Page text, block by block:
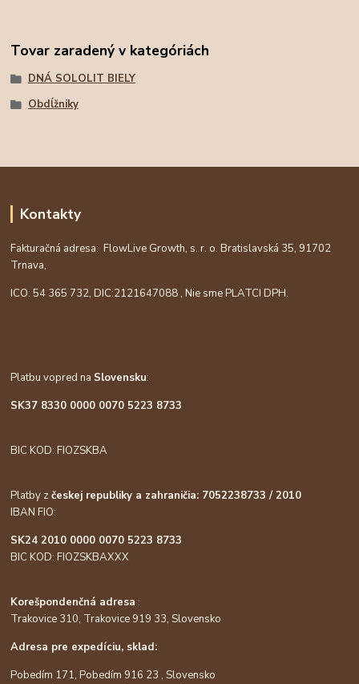
Tovar zaradený v kategóriách
DNÁ SOLOLIT BIELY
Obdĺžniky
Kontakty
Fakturačná adresa: FlowLive Growth, s. r. o. Bratislavská 35, 91702
Trnava,
ICO: 54 365 732, DIC:2121647088 , Nie sme PLATCI DPH.
Platbu vopred na Slovensku:
SK37 8330 0000 0070 5223 8733
BIC KOD: FIOZSKBA
Platby zčeskej republiky a zahraničia: 7052238733 / 2010
IBAN FIO:
SK24 2010 0000 0070 5223 8733
BIC KOD: FIOZSKBAXXX
Korešpondenčná adresa :
Trakovice 310, Trakovice 919 33, Slovensko
Adresa pre expedíciu, sklad:
Pobedím 171, Pobedím 916 23 , Slovensko